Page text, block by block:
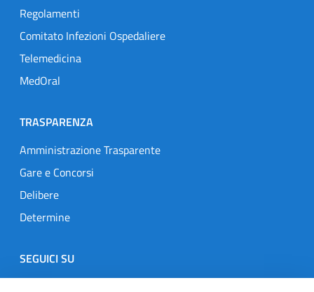
Regolamenti
Comitato Infezioni Ospedaliere
Telemedicina
MedOral
TRASPARENZA
Amministrazione Trasparente
Gare e Concorsi
Delibere
Determine
SEGUICI SU
Designers Italia
TwitterInstagramYoutubeLinkedin